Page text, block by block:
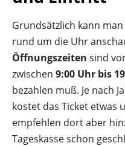
Grundsätzlich kann
rund um die Uhr
Öffnungszeiten sind
zwischen 9:00 Uhr bis
bezahlen muß. Je nach
kostet das Ticket etwas
empfehlen dort aber
Tageskasse schon